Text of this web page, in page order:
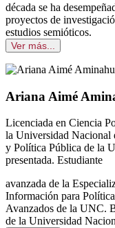
década se ha
proyectos de
estudios semióticos.
Ver más...
Ariana Aimé
Licenciada en Ciencia
la Universidad Nacional
y Política Pública de la
presentada. Estudiante
avanzada de la
Información para
Avanzados de la UNC.
de la Universidad